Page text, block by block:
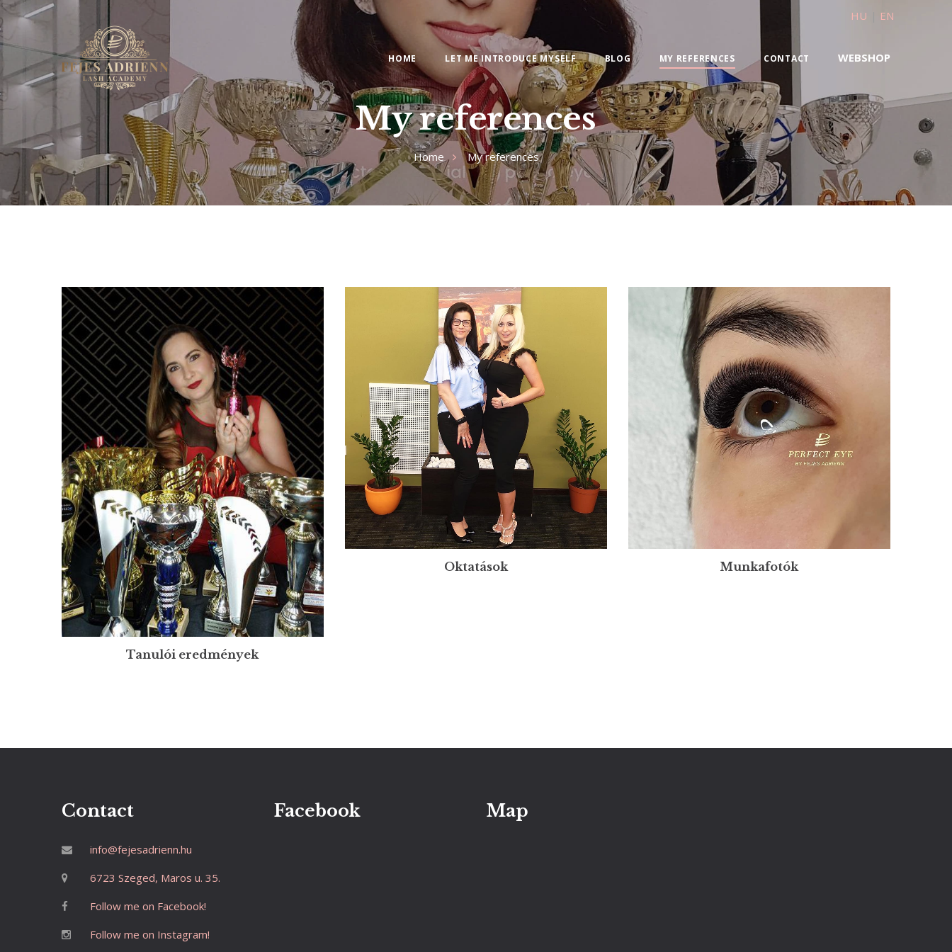
HU EN
HOME LET ME INTRODUCE MYSELF BLOG MY REFERENCES CONTACT WEBSHOP
My references
Home My references
Tanulói eredmények
Oktatások Munkafotók
Contact
info@fejesadrienn.hu
6723 Szeged, Maros u. 35.
Follow me on Facebook!
Follow me on Instagram!
Facebook Map